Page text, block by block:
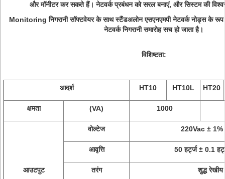
और मॉनीटर कर सकते हैं। नेटवर्क प्रबंधन को सरल बनाएं, और सिस्टम की
Monitoring निगरानी सॉफ्टवेयर के साथ स्टैंडअलोन एसएनएमपी नेटवर्क नोड्स के रूप
नेटवर्क निगरानी समारोह सच हो जाता है।
विशिष्टता:
आदर्श HT10 HT10L HT20
क्षमता (VA) 1000
आउटपुट
वोल्टेज 220Vac ± 1%
आवृत्ति 50 हर्ट्ज ± 0.1
तरंग शुद्ध